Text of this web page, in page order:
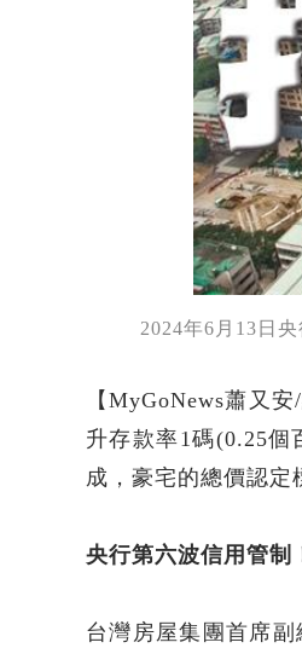
2024年6月13日
【MyGoNews蕭又
升存款率1碼(0.25個
成，豪宅的總價認定
央行第六波信用管制
台灣房屋集團首席